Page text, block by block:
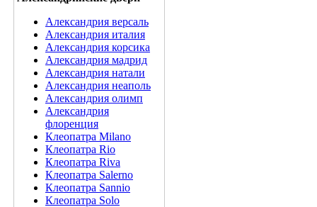
Александрия версаль
Александрия италия
Александрия корсика
Александрия мадрид
Александрия натали
Александрия неаполь
Александрия олимп
Александрия
флоренция
Клеопатра Milano
Клеопатра Rio
Клеопатра Riva
Клеопатра Salerno
Клеопатра Sannio
Клеопатра Solo